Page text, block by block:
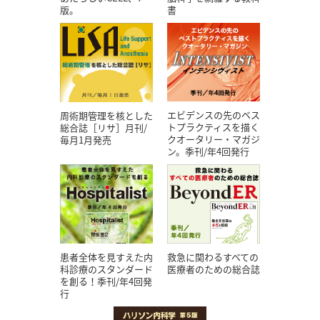
版。
書
周術期管理を核とした
総合誌［リサ］月刊/
毎月1月発売
エビデンスの先のベス
トプラクティスを描く
クオータリー・マガジ
ン。季刊/年4回発行
患者全体を見すえた内
科診療のスタンダード
を創る！季刊/年4回発
行
救急に関わるすべての
医療者のための総合誌